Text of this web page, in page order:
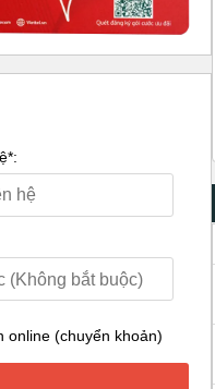
online (chuyển khoản)